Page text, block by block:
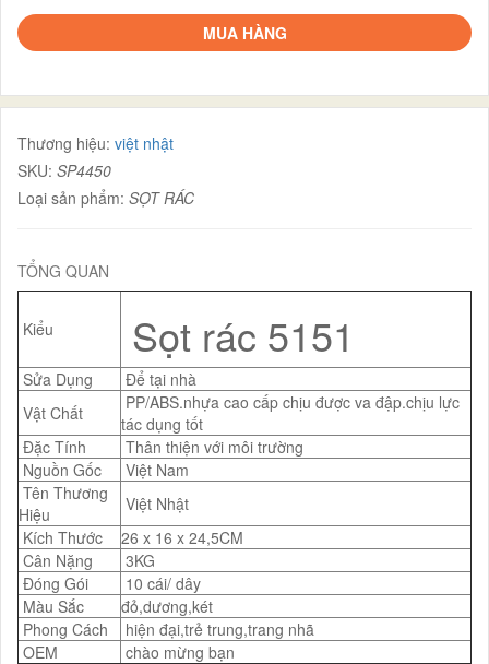
MUA HÀNG
Thương hiệu: việt nhật
SKU: SP4450
Loại sản phẩm: SỌT RÁC
TỔNG QUAN
Kiểu Sọt rác 5151
Sửa Dụng
Để tại nhà
Vật Chất
PP/ABS.nhựa cao cấp chịu được va đập.chịu lực
tác dụng tốt
Đặc Tính
Thân thiện với môi trường
Nguồn Gốc
Việt Nam
Tên Thương
Hiệu
Việt Nhật
Kích Thước
26 x 16 x 24,5CM
Cân Nặng
3KG
Đóng Gói
10 cái/ dây
Màu Sắc
đỏ,dương,két
Phong Cách
hiện đại,trẻ trung,trang nhã
OEM
chào mừng bạn